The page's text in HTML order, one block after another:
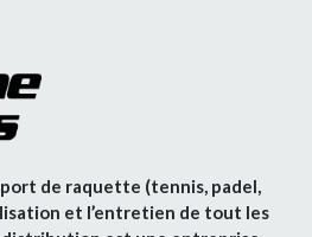
de raquette (tennis, padel,
et l’entretien de tout les